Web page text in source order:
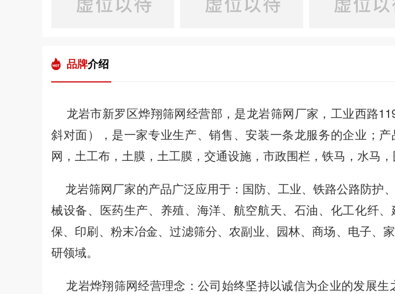
品牌介绍
龙岩市新罗区烨翔筛网经营部，是龙岩筛网厂家，工业西路
斜对面），是一家专业生产、销售、安装一条龙服务的企业；
网，土工布，土膜，土工膜，交通设施，市政围栏，铁马，水马，
龙岩筛网厂家的产品广泛应用于：国防、工业、铁路公路防护
械设备、医药生产、养殖、海洋、航空航天、石油、化工化纤
保、印刷、粉末冶金、过滤筛分、农副业、园林、商场、电子、
研领域。
龙岩烨翔筛网经营理念：公司始终坚持以诚信为企业的发展生